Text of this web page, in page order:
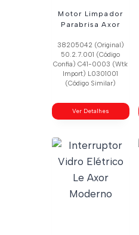
Motor Limpador
Parabrisa Axor
38205042 (Original)
50.2.7.001 (Código
Confia) C41-0003 (Wtk
Import) L0301001
(Código Similar)
Ver Detalhes